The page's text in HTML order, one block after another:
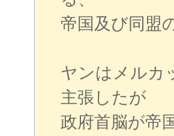
帝国及び同盟
ヤンはメルカ
主張したが
政府首脳が帝